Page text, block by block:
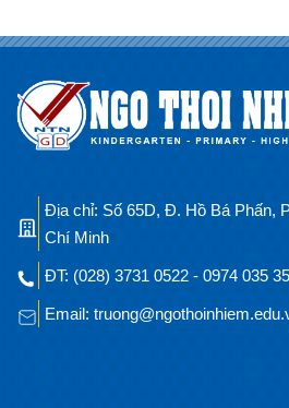
Địa chỉ: Số 65D, Đ. Hồ Bá Phấn,
Chí Minh
ĐT: (028) 3731 0522 - 0974 035
Email: